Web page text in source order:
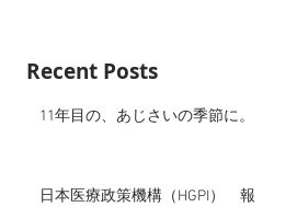
Recent Posts
11年目の、あじさいの季節に。
日本医療政策機構（HGPI） 報